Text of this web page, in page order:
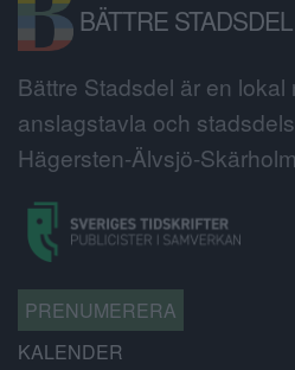
BÄTTRE STADSDEL
Bättre Stadsdel är en lokal
anslagstavla och
Hägersten-Älvsjö-
PRENUMERERA
KALENDER